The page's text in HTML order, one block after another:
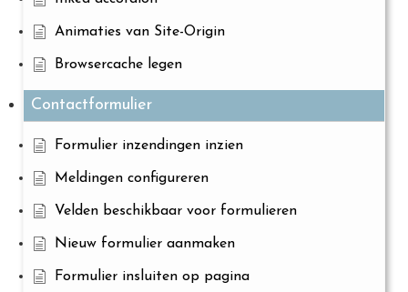
Animaties van Site-Origin
Browsercache legen
Contactformulier
Formulier inzendingen inzien
Meldingen configureren
Velden beschikbaar voor formulieren
Nieuw formulier aanmaken
Formulier insluiten op pagina